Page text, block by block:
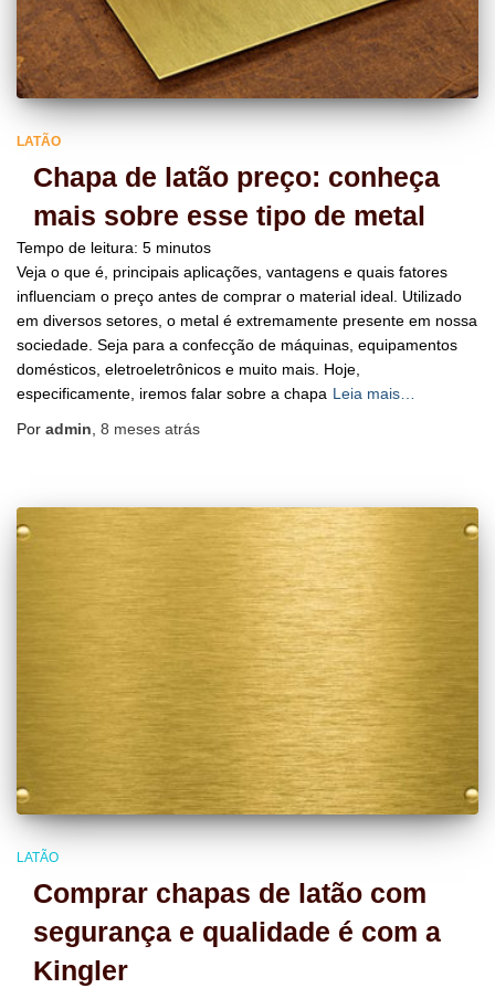
LATÃO
Chapa de latão preço: conheça
mais sobre esse tipo de metal
Tempo de leitura: 5 minutos
Veja o que é, principais aplicações, vantagens e quais fatores
influenciam o preço antes de comprar o material ideal. Utilizado
em diversos setores, o metal é extremamente presente em nossa
sociedade. Seja para a confecção de máquinas, equipamentos
domésticos, eletroeletrônicos e muito mais. Hoje,
especificamente, iremos falar sobre a chapa Leia mais…
Por admin 8 meses atrás
LATÃO
Comprar chapas de latão com
segurança e qualidade é com a
Kingler